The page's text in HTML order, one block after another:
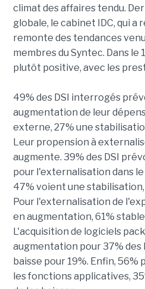
climat des affaires tendu.
globale, le cabinet IDC, qui a
remonte des tendances
membres du Syntec. Dans le
plutôt positive, avec les
49% des DSI interrogés
augmentation de leur
externe, 27% une
Leur propension à
augmente. 39% des DSI
pour l'externalisation dans
47% voient une
Pour l'externalisation de
en augmentation, 61%
L'acquisition de logiciels
augmentation pour 37% des
baisse pour 19%. Enfin,
les fonctions applicatives,